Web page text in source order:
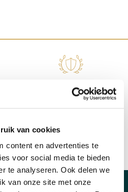
van cookies
content en advertenties te
voor social media te bieden
te analyseren. Ook delen we
van onze site met onze
OFFICIEEL VERKOOPPUNT
INRUILEN HORLOGE